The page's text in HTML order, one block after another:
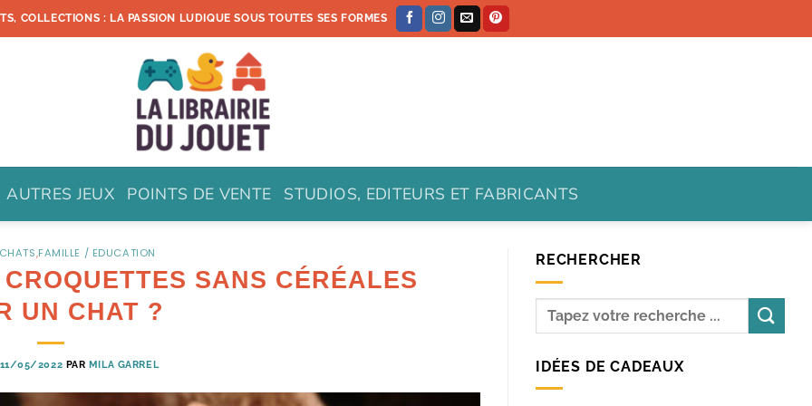
COLLECTIONS : LA PASSION LUDIQUE SOUS TOUTES SES FORMES
AUTRES JEUX POINTS DE VENTE STUDIOS, EDITEURS ET FABRICANTS
CHATS,FAMILLE / EDUCATION
SANS CÉRÉALES
UN CHAT ?
11/05/2022 PAR MILA GARREL
RECHERCHER
IDÉES DE CADEAUX